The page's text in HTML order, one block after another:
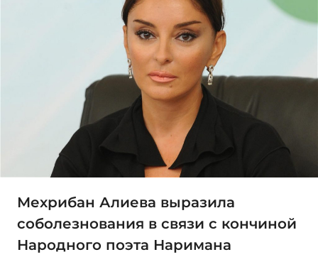
Мехрибан Алиева выразила
соболезнования в связи с кончиной
Народного поэта Наримана